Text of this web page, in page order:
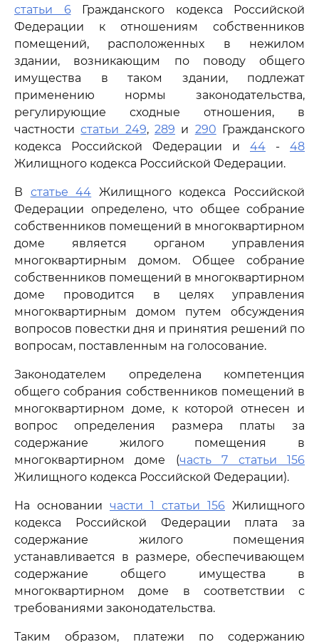
статьи 6Гражданского кодекса Российской
Федерации к отношениям собственников
помещений, расположенных в нежилом
здании, возникающим по поводу общего
имущества в таком здании, подлежат
применению нормы законодательства,
регулирующие сходные отношения, в
частностистатьи 249,289 и 290 Гражданского
кодекса Российской Федерации и 44 - 48
Жилищного кодекса Российской Федерации.
В статье 44 Жилищного кодекса Российской
Федерации определено, что общее собрание
собственников помещений в многоквартирном
доме является органом управления
многоквартирным домом. Общее собрание
собственников помещений в многоквартирном
доме проводится в целях управления
многоквартирным домом путем обсуждения
вопросов повестки дня и принятия решений по
вопросам, поставленным на голосование.
Законодателем определена компетенция
общего собрания собственников помещений в
многоквартирном доме, к которой отнесен и
вопрос определения размера платы за
содержание жилого помещения в
многоквартирном доме (часть 7 статьи 156
Жилищного кодекса Российской Федерации).
На основании части 1 статьи 156 Жилищного
кодекса Российской Федерации плата за
содержание жилого помещения
устанавливается в размере, обеспечивающем
содержание общего имущества в
многоквартирном доме в соответствии с
требованиями законодательства.
Таким образом, платежи по содержанию